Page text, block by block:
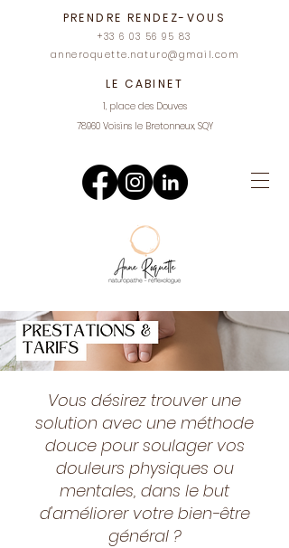
PRENDRE RENDEZ-VOUS
+33 6 03 56 95 83
anneroquette.naturo@gmail.com
LE CABINET
1, place des Douves
78960 Voisins le Bretonneux, SQY
Vous désirez trouver une
solution avec une méthode
douce pour soulager vos
douleurs physiques ou
mentales, dans le but
d'améliorer votre bien-être
général ?